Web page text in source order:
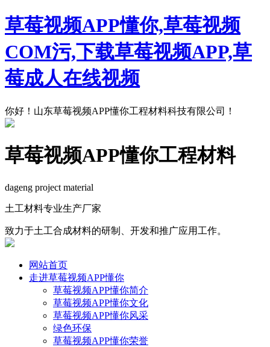
草莓视频APP懂你,草莓视频
COM污,下载草莓视频APP,草
莓成人在线视频
你好！山东草莓视频APP懂你工程材料科技有限公司！
草莓视频APP懂你工程材料
dageng project material
土工材料专业生产厂家
致力于土工合成材料的研制、开发和推广应用工作。
网站首页
走进草莓视频APP懂你
草莓视频APP懂你简介
草莓视频APP懂你文化
草莓视频APP懂你风采
绿色环保
草莓视频APP懂你荣誉